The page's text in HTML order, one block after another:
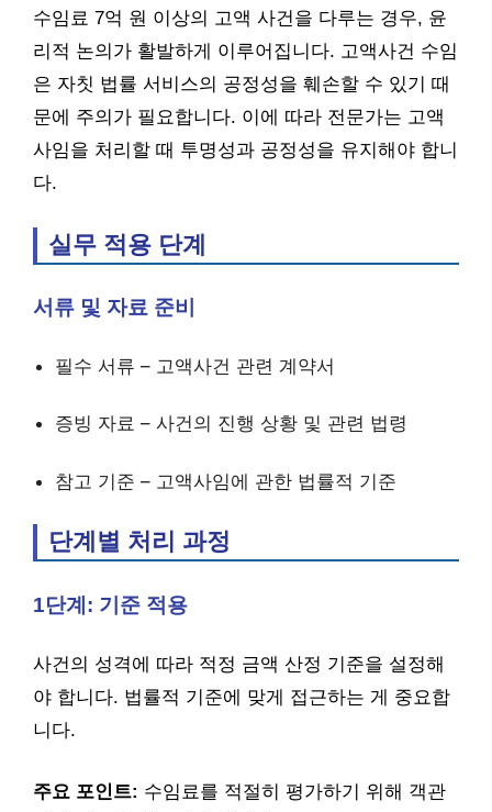
수임료 7억 원 이상의 고액 사건을 다루는 경우, 윤
리적 논의가 활발하게 이루어집니다. 고액사건 수임
은 자칫 법률 서비스의 공정성을 훼손할 수 있기 때
문에 주의가 필요합니다. 이에 따라 전문가는 고액
사임을 처리할 때 투명성과 공정성을 유지해야 합니
다.
실무 적용 단계
서류 및 자료 준비
필수 서류 – 고액사건 관련 계약서
증빙 자료 – 사건의 진행 상황 및 관련 법령
참고 기준 – 고액사임에 관한 법률적 기준
단계별 처리 과정
1단계: 기준 적용
사건의 성격에 따라 적정 금액 산정 기준을 설정해
야 합니다. 법률적 기준에 맞게 접근하는 게 중요합
니다.
주요 포인트: 수임료를 적절히 평가하기 위해 객관